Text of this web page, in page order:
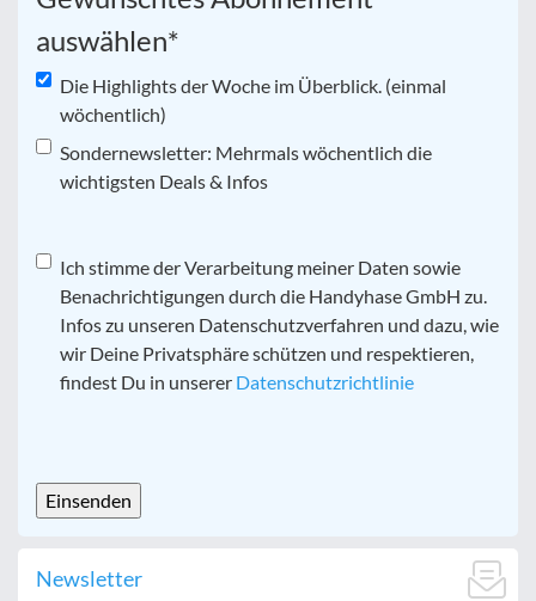
auswählen*
Die Highlights der Woche im Überblick. (einmal
wöchentlich)
Sondernewsletter: Mehrmals wöchentlich die
wichtigsten Deals & Infos
Datenschutz*
Ich stimme der Verarbeitung meiner Daten sowie
Benachrichtigungen durch die Handyhase GmbH zu.
Infos zu unseren Datenschutzverfahren und dazu, wie
wir Deine Privatsphäre schützen und respektieren,
findest Du in unserer Datenschutzrichtlinie
Newsletter